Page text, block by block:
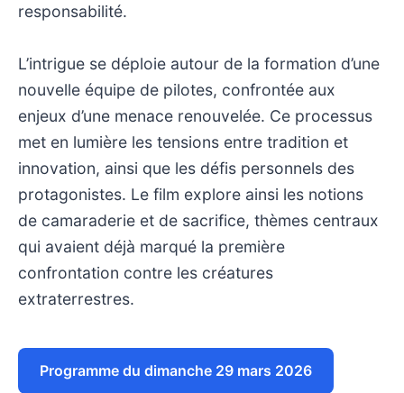
responsabilité.
L’intrigue se déploie autour de la formation d’une
nouvelle équipe de pilotes, confrontée aux
enjeux d’une menace renouvelée. Ce processus
met en lumière les tensions entre tradition et
innovation, ainsi que les défis personnels des
protagonistes. Le film explore ainsi les notions
de camaraderie et de sacrifice, thèmes centraux
qui avaient déjà marqué la première
confrontation contre les créatures
extraterrestres.
Programme du dimanche 29 mars 2026